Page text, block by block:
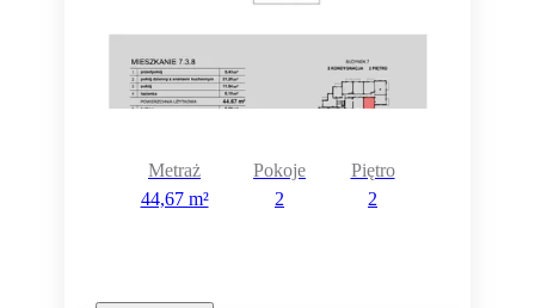
Metraż
44,67 m²
Pokoje
2
Piętro
2